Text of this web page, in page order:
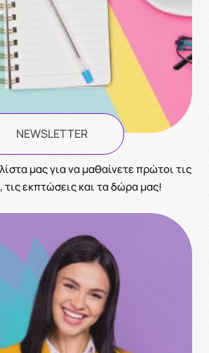
NEWSLETTER
μας για να μαθαίνετε πρώτοι τις
εκπτώσεις και τα δώρα μας!